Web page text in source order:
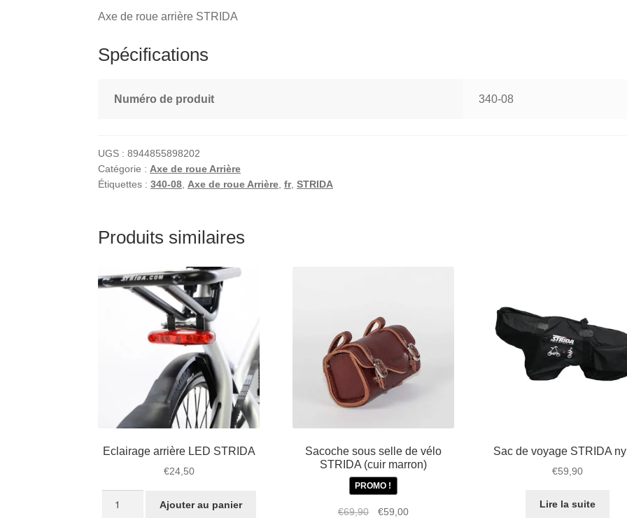
Axe de roue arrière STRIDA
Spécifications
Numéro de produit 340-08
UGS :8944855898202
Catégorie : Axe de roue Arrière
Étiquettes :340-08 Axe de roue Arrière ,fr,STRIDA
Produits similaires
Eclairage arrière LED STRIDA
€24,50
Ajouter au panier
Sacoche sous selle de vélo
STRIDA (cuir marron)
PROMO !
€69,90
Le
€59,00Le
Sac de voyage STRIDA
€59,90
Lire la suite